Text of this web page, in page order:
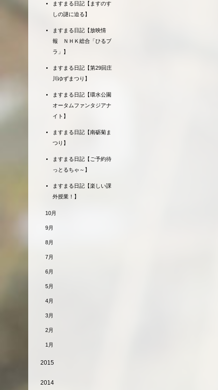
ますまる日記【ますのす
しの謎に迫る】
ますまる日記【放映情
報 ＮＨＫ総合「ひるブ
ラ」】
ますまる日記【第29回庄
川ゆずまつり】
ますまる日記【環水公園
オータムファンタジアナ
イト】
ますまる日記【南砺菊ま
つり】
ますまる日記【ご予約待
っとるちゃ～】
ますまる日記【楽しい課
外授業！】
10月
9月
8月
7月
6月
5月
4月
3月
2月
1月
2015
2014